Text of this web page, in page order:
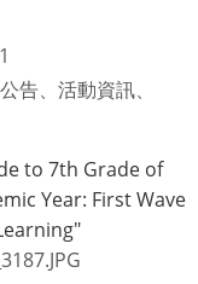
告、活動資訊、
to 7th Grade of
Year: First Wave